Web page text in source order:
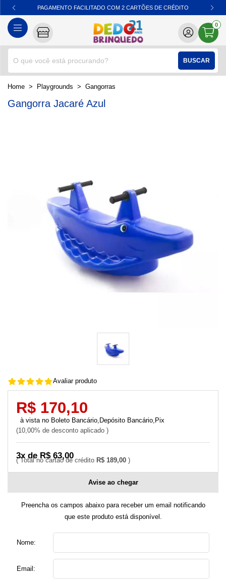
BUSCAR
0
PAGAMENTO FACILITADO COM 2 CARTÕES DE CRÉDITO
home Playgrounds gangorras
Gangorra Jacaré Azul
Avaliar produto
R$ 189,00
3x de R$ 63,00
R$ 170,10
10,00% de desconto aplicado
Boleto Bancário,Depósito Bancário,Pix
Avise ao chegar
Preencha os campos abaixo para receber um email notificando
que este produto está disponível.
Nome:
Email: